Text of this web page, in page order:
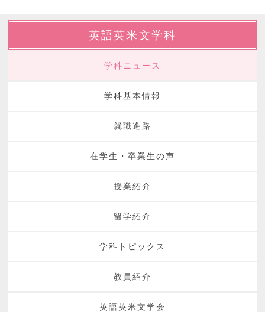
英語英米文学科
学科ニュース
学科基本情報
就職進路
在学生・卒業生の声
授業紹介
留学紹介
学科トピックス
教員紹介
英語英米文学会